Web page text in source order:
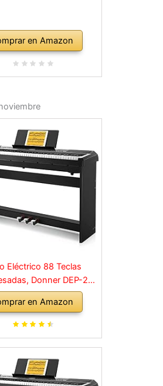
en Amazon
Eléctrico 88 Teclas
Donner DEP-20S
Digital 88 Teclas con
y 3 Pedal para
retro, negro
en Amazon